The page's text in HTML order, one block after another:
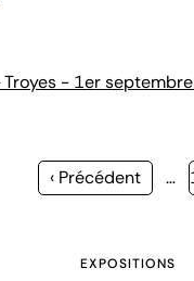
- 1er
Page
‹ Précédent …
EXPOSITIONS